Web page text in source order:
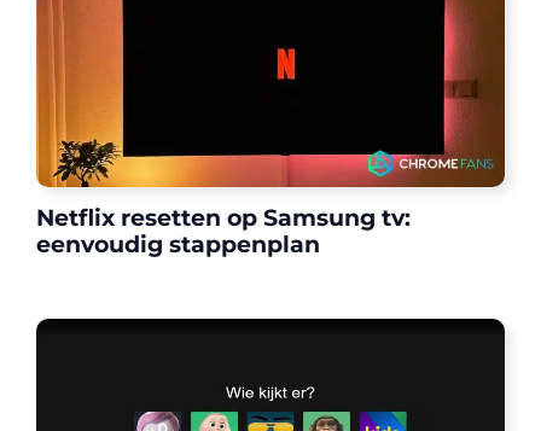
Netflix resetten op Samsung tv:
eenvoudig stappenplan